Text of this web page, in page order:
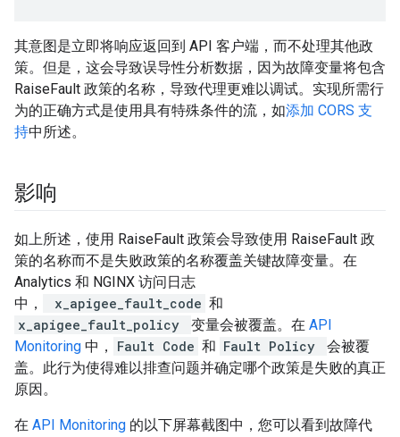
其意图是立即将响应返回到 API 客户端，而不处理其他政
策。但是，这会导致误导性分析数据，因为故障变量将包含
RaiseFault 政策的名称，导致代理更难以调试。实现所需行
为的正确方式是使用具有特殊条件的流，如添加 CORS 支
持中所述。
影响
如上所述，使用 RaiseFault 政策会导致使用 RaiseFault 政
策的名称而不是失败政策的名称覆盖关键故障变量。在
Analytics 和 NGINX 访问日志
中，
x_apigee_fault_code 和
x_apigee_fault_policy
变量会被覆盖。在 API
Monitoring 中， Fault Code 和 Fault Policy
会被覆
盖。此行为使得难以排查问题并确定哪个政策是失败的真正
原因。
在 API Monitoring 的以下屏幕截图中，您可以看到故障代